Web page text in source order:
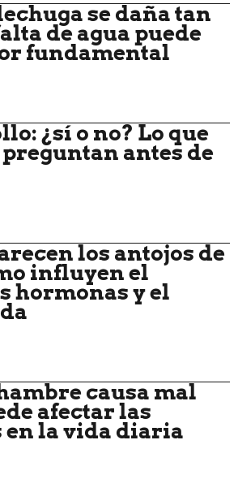
se daña tan
de agua puede
fundamental
¿sí o no? Lo que
antes de
los antojos de
influyen el
hormonas y el
causa mal
afectar las
en la vida diaria